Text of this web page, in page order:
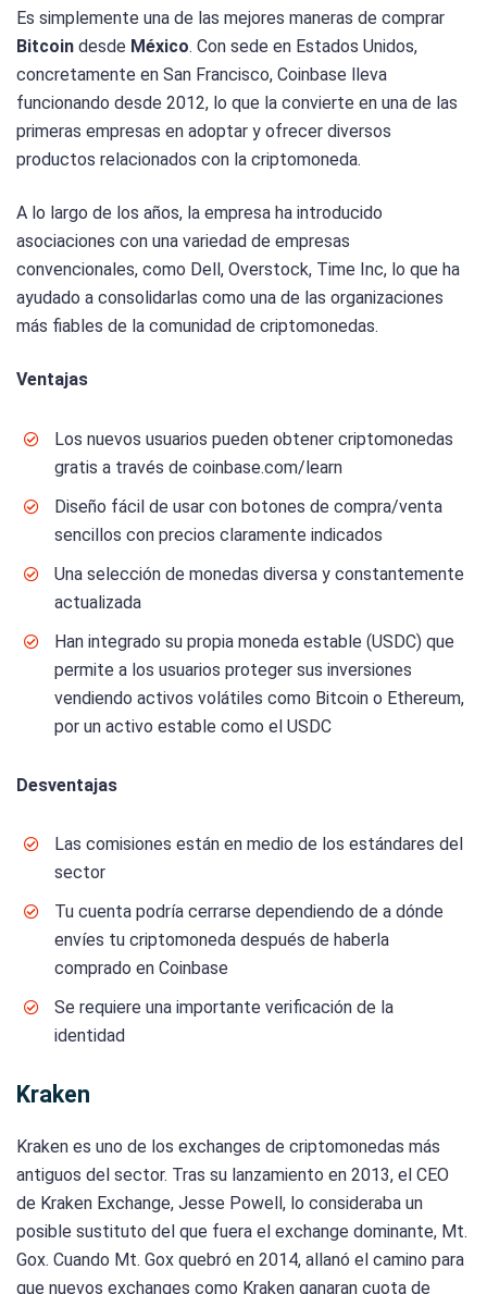
Es simplemente una de las mejores maneras de comprar
Bitcoin desde México. Con sede en Estados Unidos,
concretamente en San Francisco, Coinbase lleva
funcionando desde 2012, lo que la convierte en una de las
primeras empresas en adoptar y ofrecer diversos
productos relacionados con la criptomoneda.
A lo largo de los años, la empresa ha introducido
asociaciones con una variedad de empresas
convencionales, como Dell, Overstock, Time Inc, lo que ha
ayudado a consolidarlas como una de las organizaciones
más fiables de la comunidad de criptomonedas.
Ventajas
Los nuevos usuarios pueden obtener criptomonedas
gratis a través de coinbase.com/learn
Diseño fácil de usar con botones de compra/venta
sencillos con precios claramente indicados
Una selección de monedas diversa y constantemente
actualizada
Han integrado su propia moneda estable (USDC) que
permite a los usuarios proteger sus inversiones
vendiendo activos volátiles como Bitcoin o Ethereum,
por un activo estable como el USDC
Desventajas
Las comisiones están en medio de los estándares del
sector
Tu cuenta podría cerrarse dependiendo de a dónde
envíes tu criptomoneda después de haberla
comprado en Coinbase
Se requiere una importante verificación de la
identidad
Kraken
Kraken es uno de los exchanges de criptomonedas más
antiguos del sector. Tras su lanzamiento en 2013, el CEO
de Kraken Exchange, Jesse Powell, lo consideraba un
posible sustituto del que fuera el exchange dominante, Mt.
Gox. Cuando Mt. Gox quebró en 2014, allanó el camino para
que nuevos exchanges como Kraken ganaran cuota de